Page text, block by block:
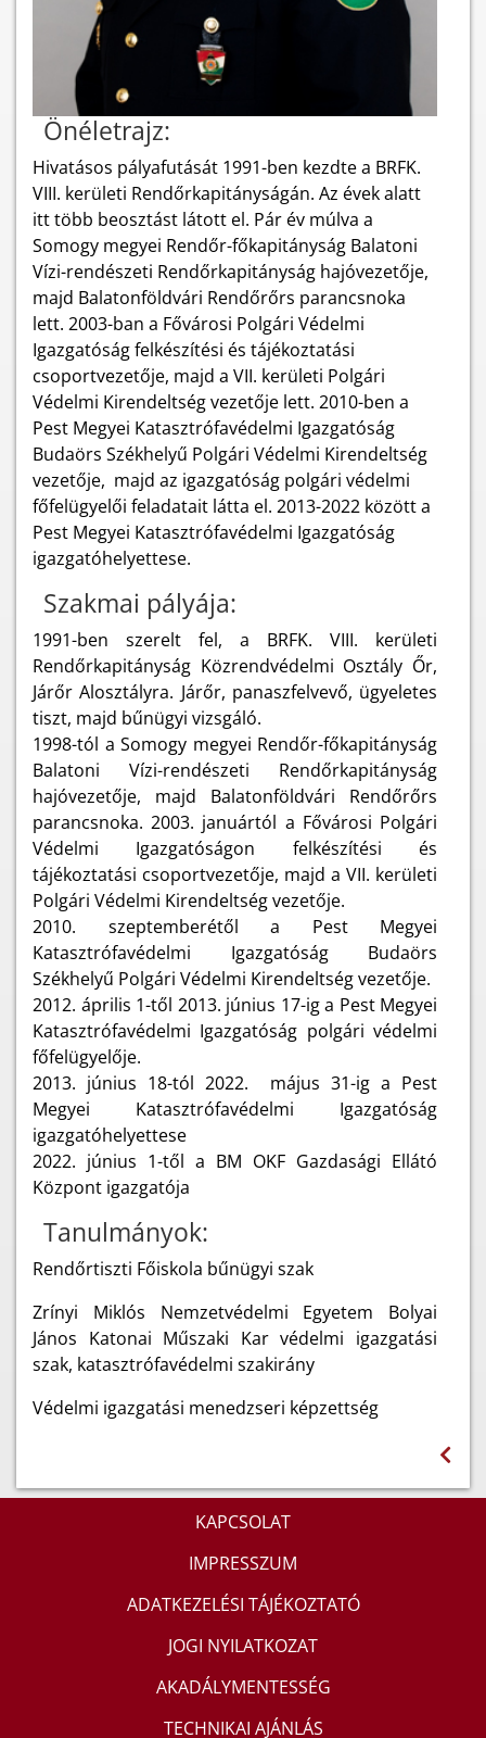
Önéletrajz:
Hivatásos pályafutását 1991-ben kezdte a BRFK.
VIII. kerületi Rendőrkapitányságán. Az évek alatt
itt több beosztást látott el. Pár év múlva a
Somogy megyei Rendőr-főkapitányság Balatoni
Vízi-rendészeti Rendőrkapitányság hajóvezetője,
majd Balatonföldvári Rendőrőrs parancsnoka
lett. 2003-ban a Fővárosi Polgári Védelmi
Igazgatóság felkészítési és tájékoztatási
csoportvezetője, majd a VII. kerületi Polgári
Védelmi Kirendeltség vezetője lett. 2010-ben a
Pest Megyei Katasztrófavédelmi Igazgatóság
Budaörs Székhelyű Polgári Védelmi Kirendeltség
vezetője, majd az igazgatóság polgári védelmi
főfelügyelői feladatait látta el. 2013-2022 között a
Pest Megyei Katasztrófavédelmi Igazgatóság
igazgatóhelyettese.
Szakmai pályája:
1991-ben szerelt fel, a BRFK. VIII. kerületi
Rendőrkapitányság Közrendvédelmi Osztály Őr,
Járőr Alosztályra. Járőr, panaszfelvevő, ügyeletes
tiszt, majd bűnügyi vizsgáló.
1998-tól a Somogy megyei Rendőr-főkapitányság
Balatoni Vízi-rendészeti Rendőrkapitányság
hajóvezetője, majd Balatonföldvári Rendőrőrs
parancsnoka. 2003. januártól a Fővárosi Polgári
Védelmi Igazgatóságon felkészítési és
tájékoztatási csoportvezetője, majd a VII. kerületi
Polgári Védelmi Kirendeltség vezetője.
2010. szeptemberétől a Pest Megyei
Katasztrófavédelmi Igazgatóság Budaörs
Székhelyű Polgári Védelmi Kirendeltség vezetője.
2012. április 1-től 2013. június 17-ig a Pest Megyei
Katasztrófavédelmi Igazgatóság polgári védelmi
főfelügyelője.
2013. június 18-tól 2022. május 31-ig a Pest
Megyei Katasztrófavédelmi Igazgatóság
igazgatóhelyettese
2022. június 1-től a BM OKF Gazdasági Ellátó
Központ igazgatója
Tanulmányok:
Rendőrtiszti Főiskola bűnügyi szak
Zrínyi Miklós Nemzetvédelmi Egyetem Bolyai
János Katonai Műszaki Kar védelmi igazgatási
szak, katasztrófavédelmi szakirány
Védelmi igazgatási menedzseri képzettség
KAPCSOLAT
IMPRESSZUM
ADATKEZELÉSI TÁJÉKOZTATÓ
JOGI NYILATKOZAT
AKADÁLYMENTESSÉG
TECHNIKAI AJÁNLÁS